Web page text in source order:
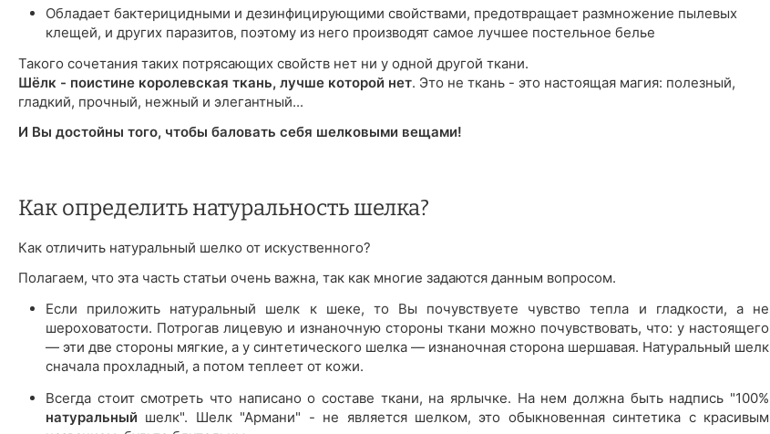
Обладает бактерицидными и дезинфицирующими свойствами, предотвращает размножение пылевых
клещей, и других паразитов, поэтому из него производят самое лучшее постельное белье
Такого сочетания таких потрясающих свойств нет ни у одной другой ткани.
Шёлк - поистине королевская ткань, лучше которой нет. Это не ткань - это настоящая магия: полезный,
гладкий, прочный, нежный и элегантный...
И Вы достойны того, чтобы баловать себя шелковыми вещами!
Как определить натуральность шелка?
Как отличить натуральный шелко от искуственного?
Полагаем, что эта часть статьи очень важна, так как многие задаются данным вопросом.
Если приложить натуральный шелк к шеке, то Вы почувствуете чувство тепла и гладкости, а не
шероховатости. Потрогав лицевую и изнаночную стороны ткани можно почувствовать, что: у настоящего
— эти две стороны мягкие, а у синтетического шелка — изнаночная сторона шершавая. Натуральный шелк
сначала прохладный, а потом теплеет от кожи.
Всегда стоит смотреть что написано о составе ткани, на ярлычке. На нем должна быть надпись "100%
натуральный шелк". Шелк "Армани" - не является шелком, это обыкновенная синтетика с красивым